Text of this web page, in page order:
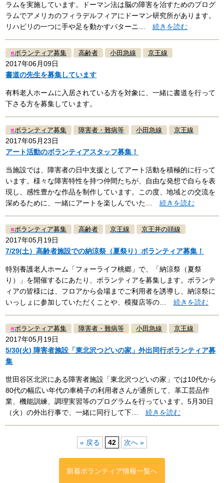
ラムを実施しています。ドーマン法は脳の障害を治すためのプログ
ラムでアメリカのフィラデルフィアにドーマン研究所があります。
リハビリの一つに手や足を動かすパターニ…続きを読む
■ボランティア募集 高齢者 小田急線 京王線
2017年06月09日
書道の先生を募集しています
有料老人ホームに入居されている方を対象に、一緒に書道を行って
下さる方を募集しています。
■ボランティア募集 障害者・難病等 小田急線 京王線
2017年05月23日
アート活動のボランティアスタッフ募集！
当施設では、障害者の日中支援としてアート活動を積極的に行って
います。様々な障害特性を持つ仲間たちが、自由な発想で自らを表
現し、感性豊かな作品を制作しています。この度、地域との交流を
深めるために、一緒にアートを楽しんでいた…続きを読む
■ボランティア募集 高齢者 京王線 京王井の頭線
2017年05月19日
7/29(土）高齢者施設での納涼祭（夏祭り）ボランティア募集！
特別養護老人ホーム「フォーライフ桃郷」で、「納涼祭（夏祭
り）」を開催するにあたり、ボランティアを募集します。ボランテ
ィアの皆様には、フロアから会場までご利用者を誘導し、納涼祭に
いっしょに参加していただくことや、模擬店等の…続きを読む
■ボランティア募集 障害者・難病等 小田急線 京王線
2017年05月19日
5/30(火) 障害者施設「東北沢つどいの家」外出同行ボランティア募
集
世田谷区北沢にある障害者施設「東北沢つどいの家」では10代から
80代の幅広い年代の車椅子の利用者さんが通所して、革工芸品作
業、機能訓練、調理実習等のプログラムを行っています。5月30日
（火）の外出行事で、一緒に同行して下…続きを読む
« 戻る 42 次へ »
新着ボランティア情報一覧へ